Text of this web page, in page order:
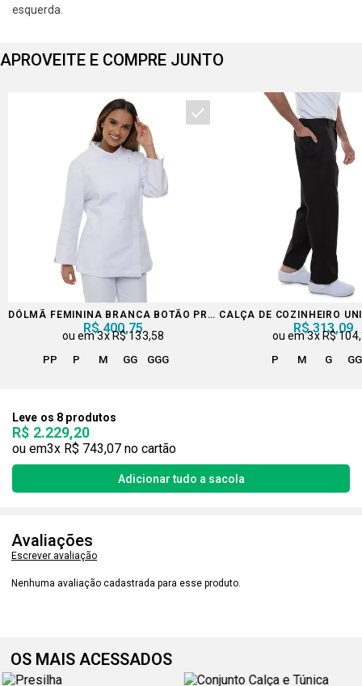
esquerda.
APROVEITE E COMPRE JUNTO
DÓLMÃ FEMININA BRANCA BOTÃO PRESSÃO EMBUTIDO
R$ 400,75
3xR$ 133,58
PP P M GG GGG
CALÇA DE COZINHEIRO
R$ 313,09
3x R$
P M G GG
Leve os 8 produtos
R$ 2.229,20
3x R$ 743,07
Avaliações
Escrever avaliação
Nenhuma avaliação cadastrada para esse produto.
OS MAIS ACESSADOS